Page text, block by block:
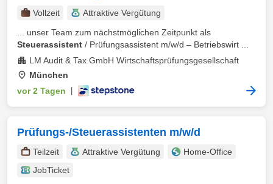
Vollzeit
Attraktive Vergütung
... unser Team zum nächstmöglichen Zeitpunkt als
Steuerassistent / Prüfungsassistent m⁠/⁠w⁠/⁠d – Betriebswirt ...
LM Audit & Tax GmbH Wirtschaftsprüfungsgesellschaft
München
vor 2 Tagen
Prüfungs-/Steuerassistenten m/w/d
Teilzeit Attraktive Vergütung
Home-Office
JobTicket